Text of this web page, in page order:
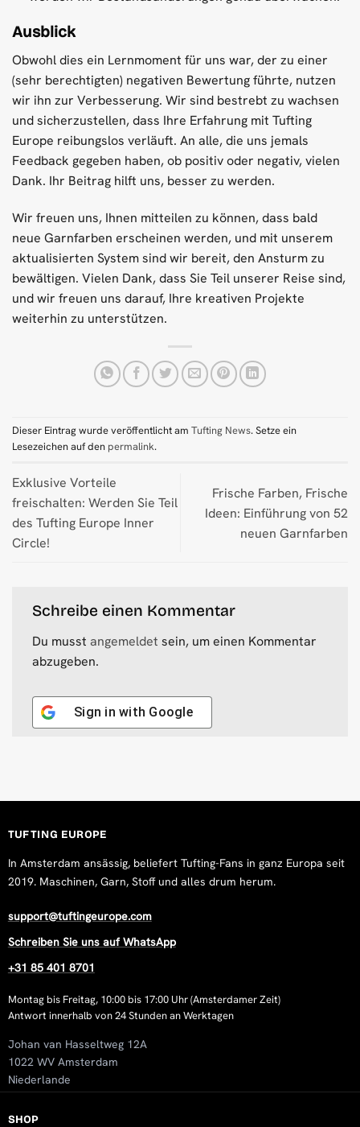
Ausblick
Obwohl dies ein Lernmoment für uns war, der zu einer
(sehr berechtigten) negativen Bewertung führte, nutzen
wir ihn zur Verbesserung. Wir sind bestrebt zu wachsen
und sicherzustellen, dass Ihre Erfahrung mit Tufting
Europe reibungslos verläuft. An alle, die uns jemals
Feedback gegeben haben, ob positiv oder negativ, vielen
Dank. Ihr Beitrag hilft uns, besser zu werden.
Wir freuen uns, Ihnen mitteilen zu können, dass bald
neue Garnfarben erscheinen werden, und mit unserem
aktualisierten System sind wir bereit, den Ansturm zu
bewältigen. Vielen Dank, dass Sie Teil unserer Reise sind,
und wir freuen uns darauf, Ihre kreativen Projekte
weiterhin zu unterstützen.
Dieser Eintrag wurde veröffentlicht am Tufting News. Setze ein
Lesezeichen auf den permalink.
Exklusive Vorteile
freischalten: Werden Sie Teil
des Tufting Europe Inner
Circle!
Frische Farben, Frische
Ideen: Einführung von 52
neuen Garnfarben
Schreibe einen Kommentar
Du musst angemeldet sein, um einen Kommentar
abzugeben.
Sign in with Google
SHOP
TUFTING EUROPE
In Amsterdam ansässig, beliefert Tufting-Fans in ganz Europa seit
2019. Maschinen, Garn, Stoff und alles drum herum.
support@tuftingeurope.com
Schreiben Sie uns auf WhatsApp
+31 85 401 8701
Montag bis Freitag, 10:00 bis 17:00 Uhr (Amsterdamer Zeit)
Antwort innerhalb von 24 Stunden an Werktagen
Johan van Hasseltweg 12A
1022 WV Amsterdam
Niederlande